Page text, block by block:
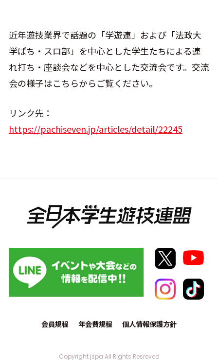
近年遊技業界で話題の「学遊連」および「法政大
学ぱち・スロ部」を中心とした学生たちによる連
れ打ち・座談会などを中心とした交流会です。交流
会の様子はこちらからご覧ください。
リンク先：
https://pachiseven.jp/articles/detail/22245
会員規程 年会費規程 個人情報保護方針
Copyright jspa All Rights Resreved